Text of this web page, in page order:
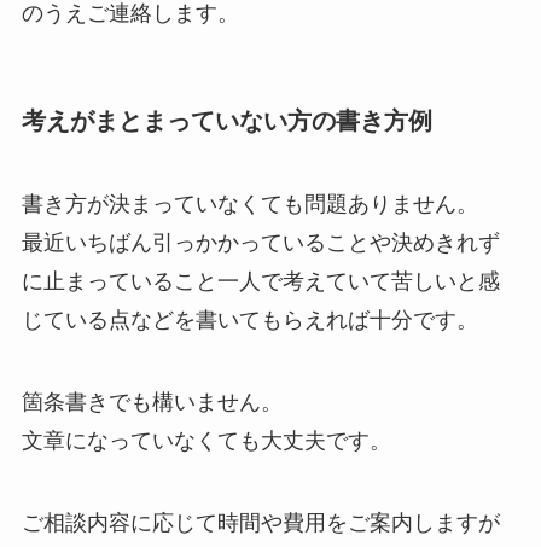
のうえご連絡します。
考えがまとまっていない方の書き方例
書き方が決まっていなくても問題ありません。
最近いちばん引っかかっていることや決めきれず
に止まっていること一人で考えていて苦しいと感
じている点などを書いてもらえれば十分です。
箇条書きでも構いません。
文章になっていなくても大丈夫です。
ご相談内容に応じて時間や費用をご案内しますが